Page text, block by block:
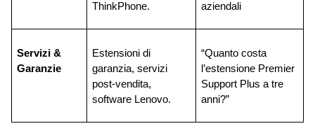
ThinkPhone.
aziendali
Servizi &
Garanzie
Estensioni di
garanzia, servizi
post-vendita,
software Lenovo.
“Quanto costa
l’estensione Premier
Support Plus a tre
anni?”